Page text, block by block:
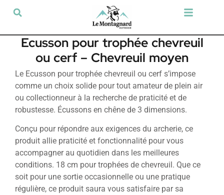
Ecusson pour trophée chevreuil
ou cerf – Chevreuil moyen
Le Ecusson pour trophée chevreuil ou cerf s’impose
comme un choix solide pour tout amateur de plein air
ou collectionneur à la recherche de praticité et de
robustesse. Écussons en chêne de 3 dimensions.
Conçu pour répondre aux exigences du archerie, ce
produit allie praticité et fonctionnalité pour vous
accompagner au quotidien dans les meilleures
conditions. 18 cm pour trophées de chevreuil. Que ce
soit pour une sortie occasionnelle ou une pratique
régulière, ce produit saura vous satisfaire par sa